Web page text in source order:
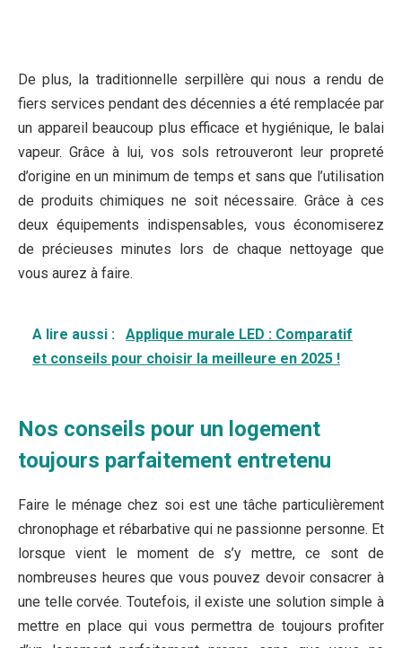
De plus, la traditionnelle serpillère qui nous a rendu de
fiers services pendant des décennies a été remplacée par
un appareil beaucoup plus efficace et hygiénique, le balai
vapeur. Grâce à lui, vos sols retrouveront leur propreté
d’origine en un minimum de temps et sans que l’utilisation
de produits chimiques ne soit nécessaire. Grâce à ces
deux équipements indispensables, vous économiserez
de précieuses minutes lors de chaque nettoyage que
vous aurez à faire.
A lire aussi :
Applique murale LED : Comparatif
et conseils pour choisir la meilleure en 2025 !
Nos conseils pour un logement
toujours parfaitement entretenu
Faire le ménage chez soi est une tâche particulièrement
chronophage et rébarbative qui ne passionne personne. Et
lorsque vient le moment de s’y mettre, ce sont de
nombreuses heures que vous pouvez devoir consacrer à
une telle corvée. Toutefois, il existe une solution simple à
mettre en place qui vous permettra de toujours profiter